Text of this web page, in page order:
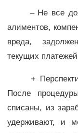
– Не все
алиментов,
вреда,
текущих
+
После
списаны, из
удерживают, и